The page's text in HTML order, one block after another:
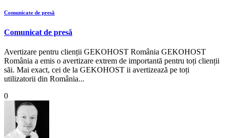
Comunicate de presă
Comunicat de presă
Avertizare pentru clienții GEKOHOST România GEKOHOST
România a emis o avertizare extrem de importantă pentru toți clienții
săi. Mai exact, cei de la GEKOHOST ii avertizează pe toți
utilizatorii din România...
0